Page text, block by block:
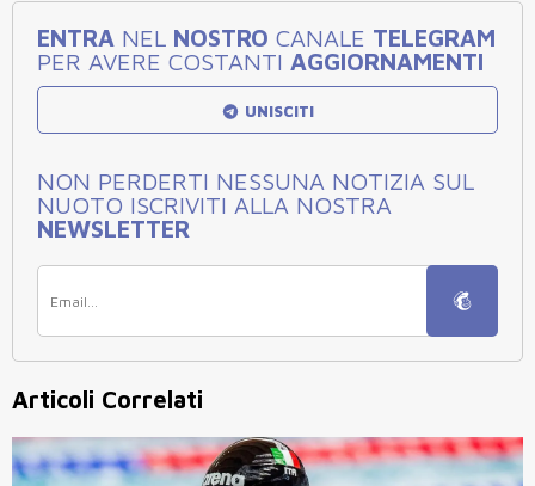
ENTRA NEL NOSTRO CANALE TELEGRAM
PER AVERE COSTANTI AGGIORNAMENTI
UNISCITI
NON PERDERTI NESSUNA NOTIZIA SUL
NUOTO ISCRIVITI ALLA NOSTRA
NEWSLETTER
Articoli Correlati